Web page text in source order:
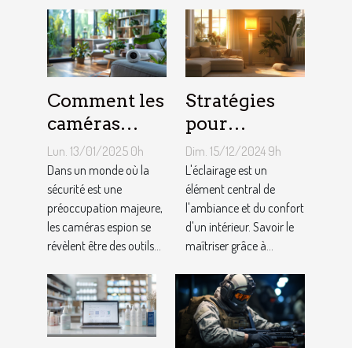
Comment les
caméras
espion
peuvent
améliorer la
sécurité de
votre
Lun. 13/01/2025 0h
Dans un monde où la
sécurité est une
préoccupation majeure,
les caméras espion se
révèlent être des outils...
Stratégies
pour
optimiser
l'éclairage de
votre maison
avec des
lampadaires
Dim. 15/12/2024 9h
L'éclairage est un
élément central de
l'ambiance et du confort
d'un intérieur. Savoir le
maîtriser grâce à...